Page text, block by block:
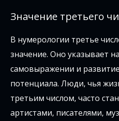
Значение третьего
В нумерологии третье
значение. Оно указывает
самовыражении и
потенциала. Люди, чья
третьим числом, часто
артистами, писателями,